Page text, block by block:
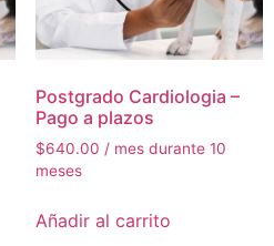
Postgrado Cardiologia –
Pago a plazos
$640.00 / mes durante 10
meses
Añadir al carrito